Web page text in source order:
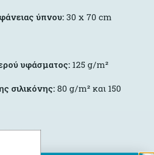
ύπνου: 30 x 70 cm
υφάσματος: 125 g/m²
σιλικόνης: 80 g/m² και 150